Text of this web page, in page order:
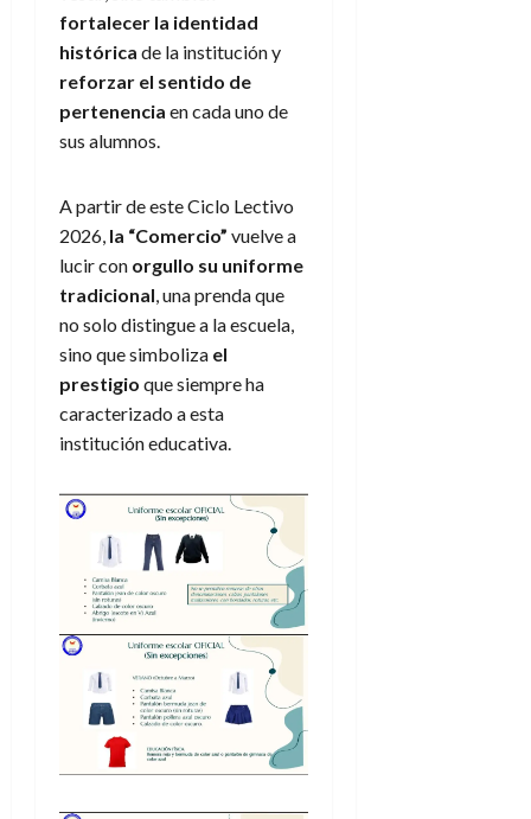
fortalecer la identidad
histórica de la institución y
reforzar el sentido de
pertenencia en cada uno de
sus alumnos.
A partir de este Ciclo Lectivo
2026, la “Comercio” vuelve a
lucir con orgullo su uniforme
tradicional , una prenda que
no solo distingue a la escuela,
sino que simboliza el
prestigio que siempre ha
caracterizado a esta
institución educativa.